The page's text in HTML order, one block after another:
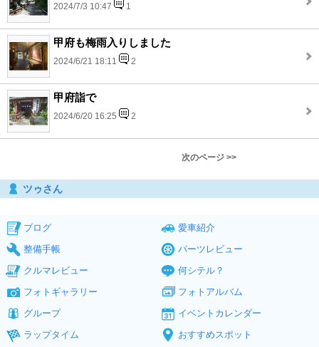
2024/7/3 10:47 1
甲府も梅雨入りしました
2024/6/21 18:11 2
甲府詣で
2024/6/20 16:25 2
次のページ >>
ツゥさん
ブログ
愛車紹介
整備手帳
パーツレビュー
クルマレビュー
何シテル？
フォトギャラリー
フォトアルバム
グループ
イベントカレンダー
ラップタイム
おすすめスポット